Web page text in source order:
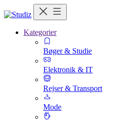
Kategorier
Bøger & Studie
Elektronik & IT
Rejser & Transport
Mode